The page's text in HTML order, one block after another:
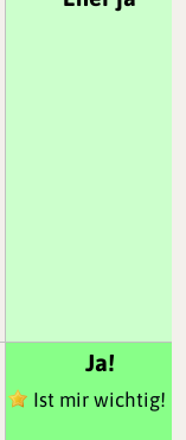
Ja!
Ist mir wichtig!